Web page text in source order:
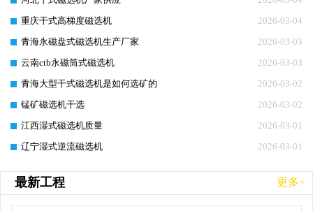
2026-03-04
重庆干式高梯度磁选机
2026-03-03
青海永磁盘式磁选机生产厂家
2026-03-03
云南ctb永磁筒式磁选机
2026-03-02
青海大型干式磁选机是如何选矿的
2026-03-02
锰矿磁选机干选
2026-03-01
江西湿式磁选机质量
2026-03-01
辽宁湿式逆流磁选机
最新工程 更多+